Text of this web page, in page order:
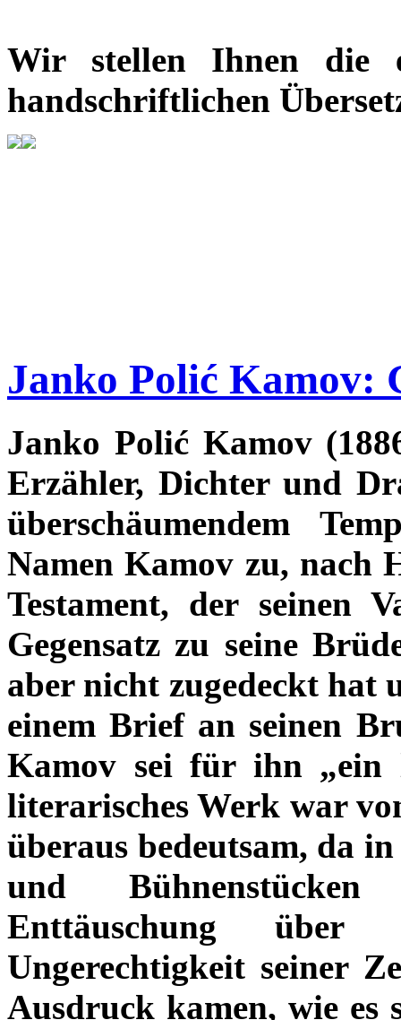
Wir stellen Ihnen die
handschriftlichen
Janko Polić Kamov:
Janko Polić Kamov
Erzähler, Dichter und
überschäumendem
Namen Kamov zu, nach
Testament, der seinen
Gegensatz zu seine
aber nicht zugedeckt hat
einem Brief an seinen
Kamov sei für ihn „ein
literarisches Werk war
überaus bedeutsam, da
und
Enttäuschung
Ungerechtigkeit seiner
Ausdruck kamen, wie es